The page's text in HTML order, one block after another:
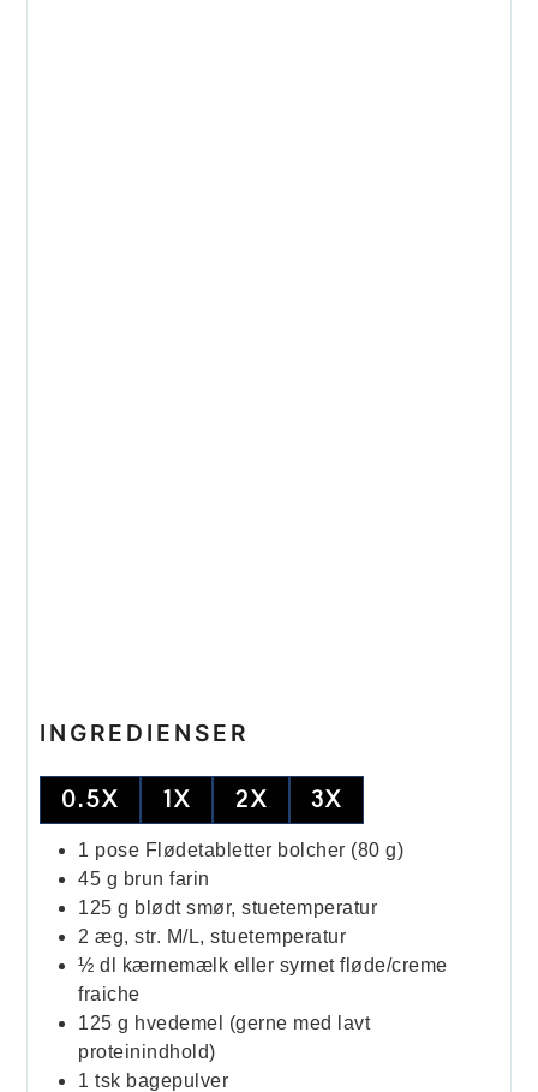
INGREDIENSER
0.5X 1X 2X 3X
1 pose Flødetabletter bolcher (80 g)
45 g brun farin
125 g blødt smør, stuetemperatur
2 æg, str. M/L, stuetemperatur
½ dl
kærnemælk eller syrnet fløde/creme
fraiche
125 g hvedemel (gerne med lavt
proteinindhold)
1 tsk bagepulver